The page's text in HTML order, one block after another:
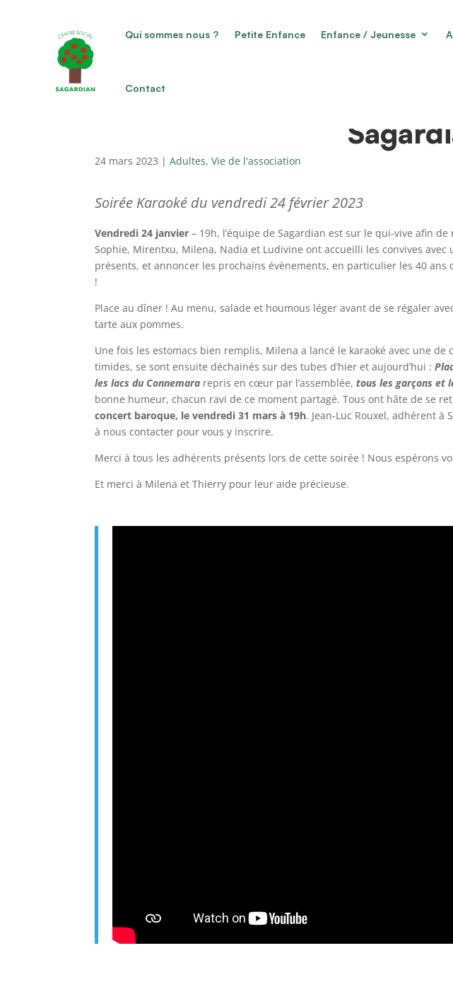
Qui sommes nous ? Petite Enfance Enfance / Jeunesse
Contact
24 mars 2023 |Adultes,Vie de l'association
Soirée Karaoké du vendredi 24 février 2023
Vendredi 24 janvier – 19h, l’équipe de Sagardian est sur le qui-vive afin
Sophie, Mirentxu, Milena, Nadia et Ludivine ont accueilli les convives
présents, et annoncer les prochains évènements, en particulier les 40
!
Place au dîner ! Au menu, salade et houmous léger avant de se régaler
tarte aux pommes.
Une fois les estomacs bien remplis, Milena a lancé le karaoké avec une de
timides, se sont ensuite déchainés sur des tubes d’hier et aujourd’hui :
les lacs du Connemara repris en cœur par l’assemblée, tous les garçons et
bonne humeur, chacun ravi de ce moment partagé. Tous ont hâte de se
concert baroque, le vendredi 31 mars à 19h. Jean-Luc Rouxel, adhérent
à nous contacter pour vous y inscrire.
Merci à tous les adhérents présents lors de cette soirée ! Nous espérons
Et merci à Milena et Thierry pour leur aide précieuse.